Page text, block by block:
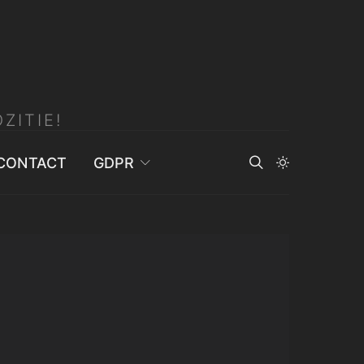
GDPR